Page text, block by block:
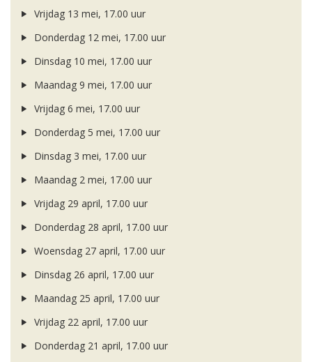
Vrijdag 13 mei, 17.00 uur
Donderdag 12 mei, 17.00 uur
Dinsdag 10 mei, 17.00 uur
Maandag 9 mei, 17.00 uur
Vrijdag 6 mei, 17.00 uur
Donderdag 5 mei, 17.00 uur
Dinsdag 3 mei, 17.00 uur
Maandag 2 mei, 17.00 uur
Vrijdag 29 april, 17.00 uur
Donderdag 28 april, 17.00 uur
Woensdag 27 april, 17.00 uur
Dinsdag 26 april, 17.00 uur
Maandag 25 april, 17.00 uur
Vrijdag 22 april, 17.00 uur
Donderdag 21 april, 17.00 uur